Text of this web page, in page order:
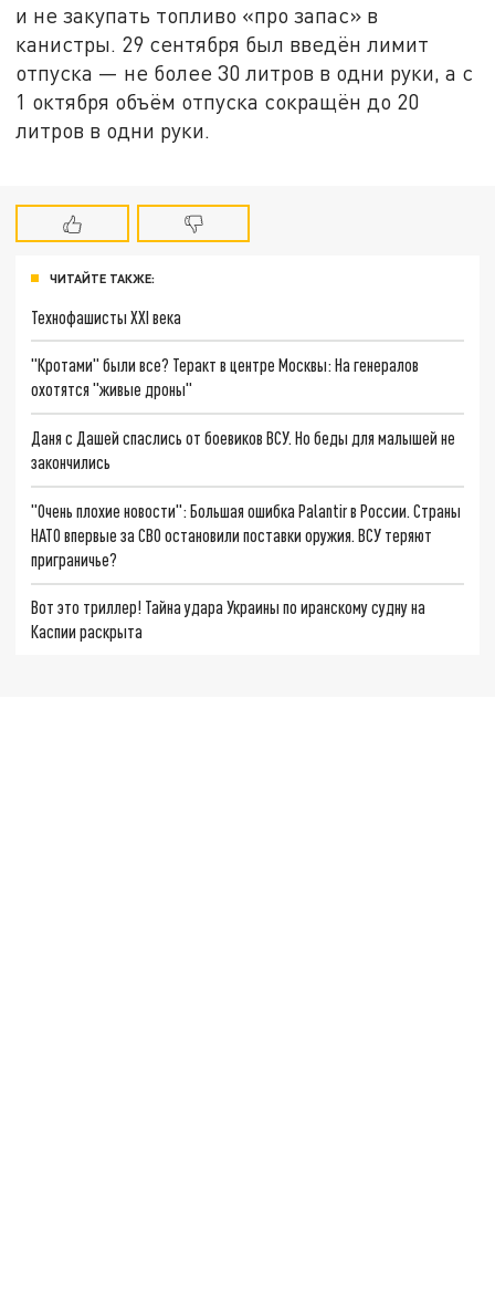
и не закупать топливо «про запас» в
канистры. 29 сентября был введён лимит
отпуска — не более 30 литров в одни руки, а с
1 октября объём отпуска сокращён до 20
литров в одни руки.
ЧИТАЙТЕ ТАКЖЕ:
Технофашисты XXI века
"Кротами" были все? Теракт в центре Москвы: На генералов
охотятся "живые дроны"
Даня с Дашей спаслись от боевиков ВСУ. Но беды для малышей не
закончились
"Очень плохие новости": Большая ошибка Palantir в России. Страны
НАТО впервые за СВО остановили поставки оружия. ВСУ теряют
приграничье?
Вот это триллер! Тайна удара Украины по иранскому судну на
Каспии раскрыта